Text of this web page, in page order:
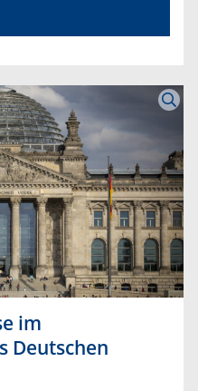
im
Deutschen